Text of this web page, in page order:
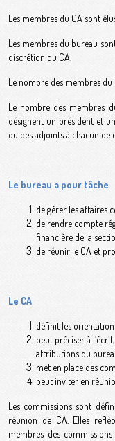
Les membres du CA sont
Les membres du bureau
discrétion du CA.
Le nombre des membres du
Le nombre des membres
désignent un président et
ou des adjoints à chacun de
Le bureau a pour tâche
de gérer les affaires
de rendre compte
financière de la
de réunir le CA et
Le CA
définit les
peut préciser à
attributions du
met en place des
peut inviter en
Les commissions sont
réunion de CA. Elles
membres des